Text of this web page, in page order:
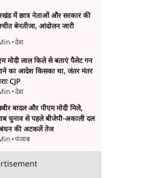
में छात्र नेताओं और सरकार की
बेनतीजा, आंदोलन जारी
•देश
मोदी लाल किले से बताएं पैलेट गन
का आदेश किसका था, जंतर मंतर
CJP
•देश
बादल और पीएम मोदी मिले,
चुनाव से पहले बीजेपी-अकाली दल
की अटकलें तेज
•पंजाब